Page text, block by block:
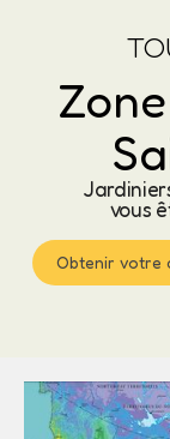
vous
Obtenir votre